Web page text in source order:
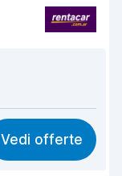
8,4
8,2
Vedi offerte